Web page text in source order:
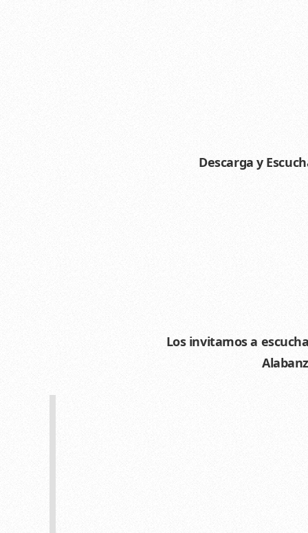
Descarga y
Los invitamos a